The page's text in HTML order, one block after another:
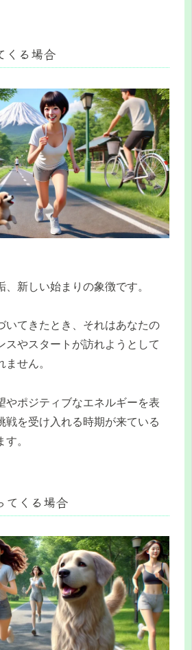
くる場合
新しい始まりの象徴です。
いてきたとき、それはあなたの
スやスタートが訪れようとして
せん。
やポジティブなエネルギーを表
戦を受け入れる時期が来ている
。
てくる場合